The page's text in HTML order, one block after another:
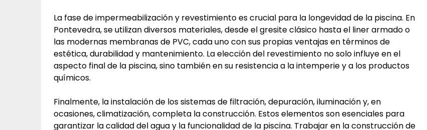
La fase de impermeabilización y revestimiento es crucial para la longevidad de la piscina. En
Pontevedra, se utilizan diversos materiales, desde el gresite clásico hasta el liner armado o
las modernas membranas de PVC, cada uno con sus propias ventajas en términos de
estética, durabilidad y mantenimiento. La elección del revestimiento no solo influye en el
aspecto final de la piscina, sino también en su resistencia a la intemperie y a los productos
químicos.
Finalmente, la instalación de los sistemas de filtración, depuración, iluminación y, en
ocasiones, climatización, completa la construcción. Estos elementos son esenciales para
garantizar la calidad del agua y la funcionalidad de la piscina. Trabajar en la construcción de